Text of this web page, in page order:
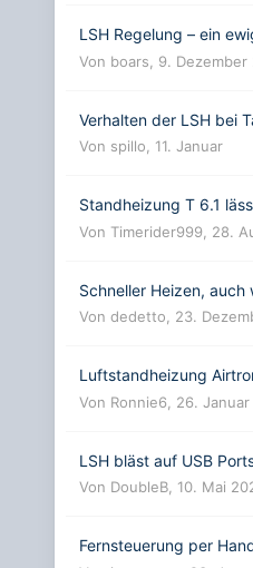
LSH Regelung – ein
Von boars 9. Dezember
Verhalten der LSH bei
Von spillo 11. Januar
Standheizung T 6.1
Von Timerider999 28.
Schneller Heizen,
Von dedetto 23.
Luftstandheizung
Von Ronnie6 26.
LSH bläst auf USB
Von DoubleB, 10. Mai
Fernsteuerung per